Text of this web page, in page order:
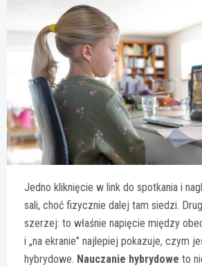
Jedno kliknięcie w link do spotkania i
sali, choć fizycznie dalej tam siedzi.
szerzej: to właśnie napięcie między
i „na ekranie” najlepiej pokazuje, czym
hybrydowe. Nauczanie hybrydowe to